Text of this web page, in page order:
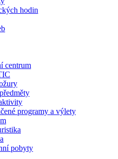
hodin
centrum
programy a výlety
pobyty